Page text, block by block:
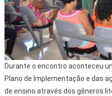
Durante o encontro aconteceu
Plano de Implementação e das
de ensino através dos gêneros